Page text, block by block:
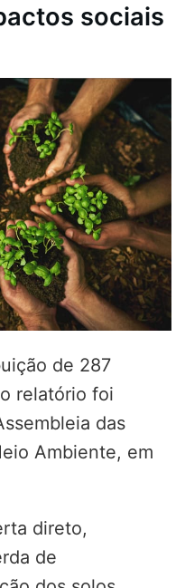
sociais
de 287
relatório foi
das
Ambiente, em
direto,
de